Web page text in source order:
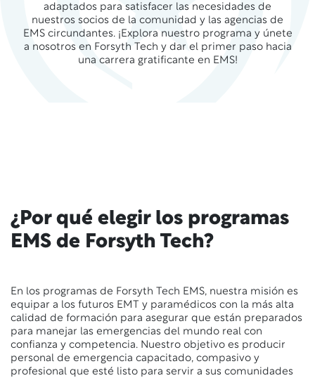
adaptados para satisfacer las necesidades de
nuestros socios de la comunidad y las agencias de
EMS circundantes. ¡Explora nuestro programa y únete
a nosotros en Forsyth Tech y dar el primer paso hacia
una carrera gratificante en EMS!
¿Por qué elegir los programas
EMS de Forsyth Tech?
En los programas de Forsyth Tech EMS, nuestra misión es
equipar a los futuros EMT y paramédicos con la más alta
calidad de formación para asegurar que están preparados
para manejar las emergencias del mundo real con
confianza y competencia. Nuestro objetivo es producir
personal de emergencia capacitado, compasivo y
profesional que esté listo para servir a sus comunidades